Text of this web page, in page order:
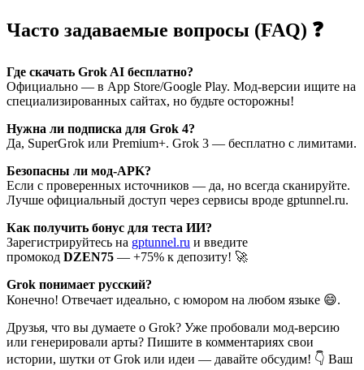
Часто задаваемые вопросы (FAQ) ❓
Где скачать Grok AI бесплатно?
Официально — в App Store/Google Play. Мод-версии ищите на
специализированных сайтах, но будьте осторожны!
Нужна ли подписка для Grok 4?
Да, SuperGrok или Premium+. Grok 3 — бесплатно с лимитами.
Безопасны ли мод-APK?
Если с проверенных источников — да, но всегда сканируйте.
Лучше официальный доступ через сервисы вроде gptunnel.ru.
Как получить бонус для теста ИИ?
Зарегистрируйтесь на gptunnel.ru и введите
промокод DZEN75 — +75% к депозиту! 🚀
Grok понимает русский?
Конечно! Отвечает идеально, с юмором на любом языке 😄.
Друзья, что вы думаете о Grok? Уже пробовали мод-версию
или генерировали арты? Пишите в комментариях свои
истории, шутки от Grok или идеи — давайте обсудим! 👇 Ваш